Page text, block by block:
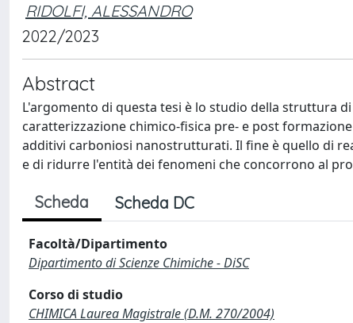
RIDOLFI, ALESSANDRO
2022/2023
Abstract
L'argomento di questa tesi è lo studio della struttura
caratterizzazione chimico-fisica pre- e post
additivi carboniosi nanostrutturati. Il fine è quello di
e di ridurre l'entità dei fenomeni che concorrono al
Scheda Scheda DC
Facoltà/Dipartimento
Dipartimento di Scienze Chimiche - DiSC
Corso di studio
CHIMICA Laurea Magistrale (D.M. 270/2004)